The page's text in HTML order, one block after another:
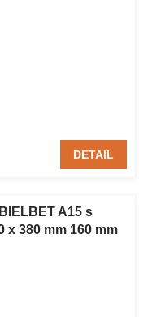
DETAIL
A15 s
x 380 mm 160 mm